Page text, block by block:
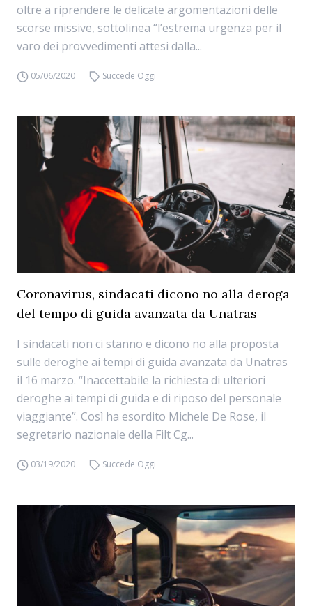
oltre a riprendere le delicate argomentazioni delle
scorse missive, sottolinea “l’estrema urgenza per il
varo dei provvedimenti attesi dalla...
05/06/2020 Succede Oggi
Coronavirus, sindacati dicono no alla deroga
del tempo di guida avanzata da Unatras
I sindacati non ci stanno e dicono no alla proposta
sulle deroghe ai tempi di guida avanzata da Unatras
il 16 marzo. “Inaccettabile la richiesta di ulteriori
deroghe ai tempi di guida e di riposo del personale
viaggiante”. Così ha esordito Michele De Rose, il
segretario nazionale della Filt Cg...
03/19/2020 Succede Oggi